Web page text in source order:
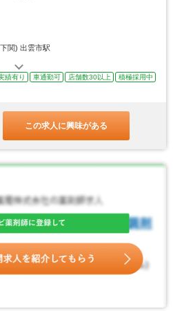
関) 出雲市駅
績有り 車通勤可 店舗数30以上
積極採用中
この求人に興味がある